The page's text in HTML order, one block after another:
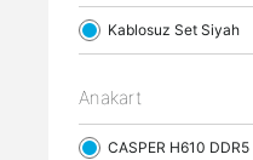
Kablosuz Set Siyah
Anakart
CASPER H610 DDR5